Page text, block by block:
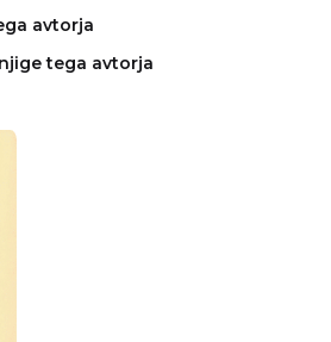
avtorja
tega avtorja